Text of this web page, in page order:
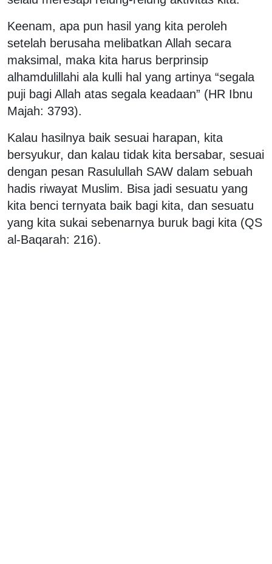
Keenam, apa pun hasil yang kita peroleh
setelah berusaha melibatkan Allah secara
maksimal, maka kita harus berprinsip
alhamdulillahi ala kulli hal yang artinya “segala
puji bagi Allah atas segala keadaan” (HR Ibnu
Majah: 3793).
Kalau hasilnya baik sesuai harapan, kita
bersyukur, dan kalau tidak kita bersabar, sesuai
dengan pesan Rasulullah SAW dalam sebuah
hadis riwayat Muslim. Bisa jadi sesuatu yang
kita benci ternyata baik bagi kita, dan sesuatu
yang kita sukai sebenarnya buruk bagi kita (QS
al-Baqarah: 216).